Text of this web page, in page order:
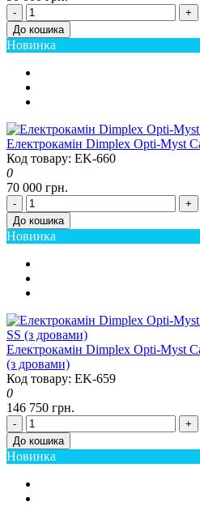
-
+
До кошика
Новинка
Електрокамін Dimplex Opti-Myst
Код товару: EK-660
0
70 000 грн.
-
+
До кошика
Новинка
Електрокамін Dimplex Opti-Myst
(з дровами)
Код товару: EK-659
0
146 750 грн.
-
+
До кошика
Новинка